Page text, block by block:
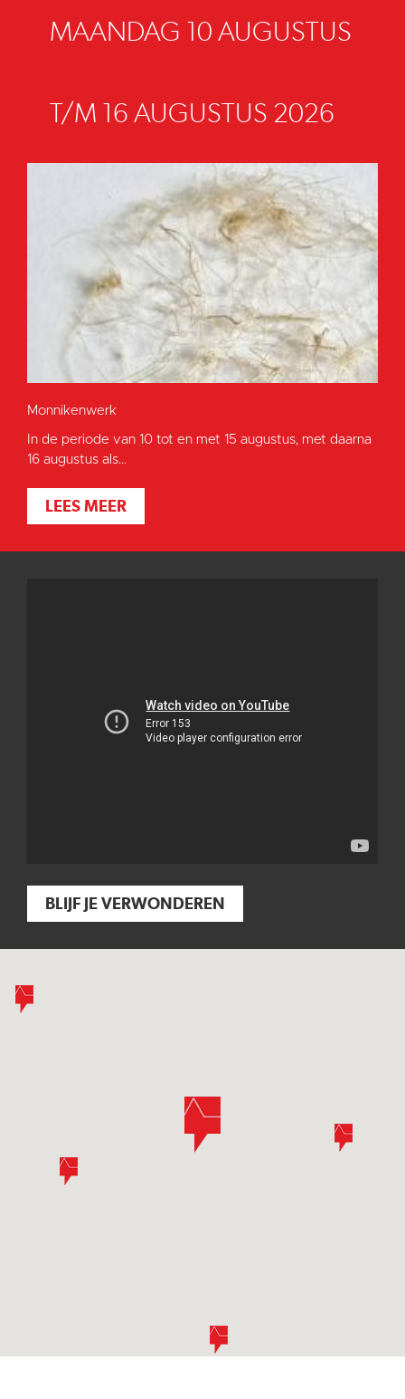
MAANDAG 10 AUGUSTUS
T/M 16 AUGUSTUS 2026
Monnikenwerk
In de periode van 10 tot en met 15 augustus, met daarna
16 augustus als...
LEES MEER
BLIJF JE VERWONDEREN